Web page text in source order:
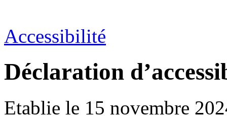
Accessibilité
Déclaration
Etablie le 15 novembre